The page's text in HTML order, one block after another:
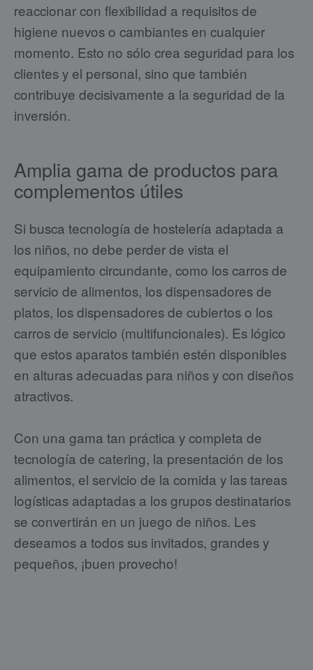
reaccionar con flexibilidad a requisitos de
higiene nuevos o cambiantes en cualquier
momento. Esto no sólo crea seguridad para los
clientes y el personal, sino que también
contribuye decisivamente a la seguridad de la
inversión.
Amplia gama de productos para
complementos útiles
Si busca tecnología de hostelería adaptada a
los niños, no debe perder de vista el
equipamiento circundante, como los carros de
servicio de alimentos, los dispensadores de
platos, los dispensadores de cubiertos o los
carros de servicio (multifuncionales). Es lógico
que estos aparatos también estén disponibles
en alturas adecuadas para niños y con diseños
atractivos.
Con una gama tan práctica y completa de
tecnología de catering, la presentación de los
alimentos, el servicio de la comida y las tareas
logísticas adaptadas a los grupos destinatarios
se convertirán en un juego de niños. Les
deseamos a todos sus invitados, grandes y
pequeños, ¡buen provecho!